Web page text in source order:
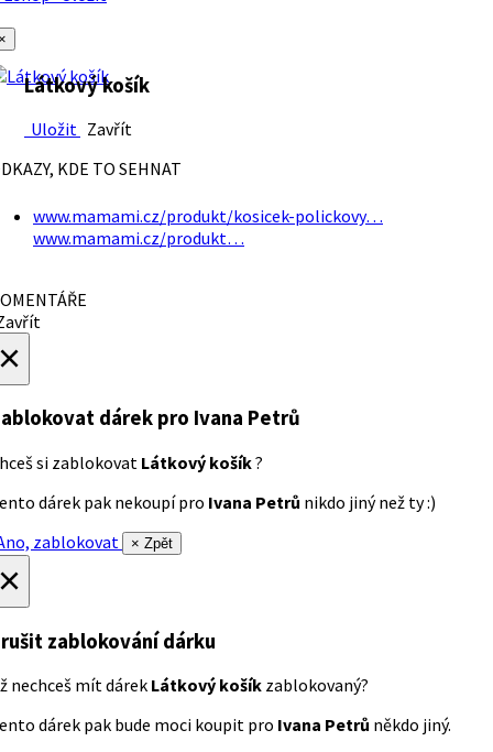
Látkový košík
Uložit Zavřít
KDE TO SEHNAT
www.mamami.cz/produkt/kosicek-polickovy…
www.mamami.cz/produkt…
dárek pro Ivana Petrů
si zablokovat Látkový košík?
dárek pak nekoupí pro Ivana Petrů nikdo jiný než ty :)
zablokovat
× Zpět
zablokování dárku
nechceš mít dárek Látkový košík zablokovaný?
dárek pak bude moci koupit pro Ivana Petrů někdo jiný.